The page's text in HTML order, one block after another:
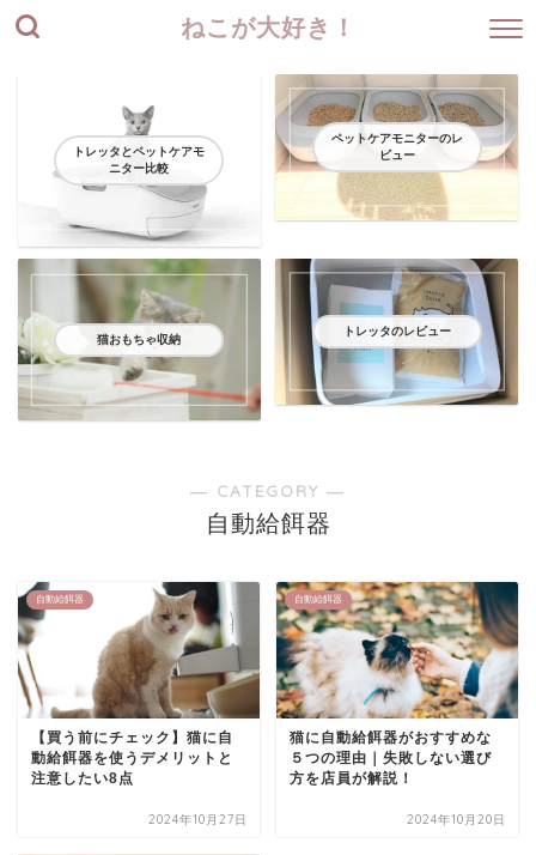
ねこが大好き！
トレッタとペットケアモ
ニター比較
ペットケアモニターのレ
ビュー
猫おもちゃ収納
トレッタのレビュー
― CATEGORY ―
自動給餌器
自動給餌器
【買う前にチェック】猫に自
動給餌器を使うデメリットと
注意したい8点
2024年10月27日
自動給餌器
猫に自動給餌器がおすすめな
５つの理由｜失敗しない選び
方を店員が解説！
2024年10月20日